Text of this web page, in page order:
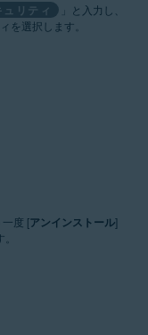
リティ
」と入力し、
を選択します。
度 [アンインストール]